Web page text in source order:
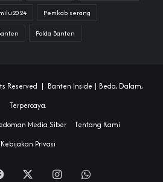
Pemkab serang
Polda Banten
Reserved | Banten Inside | Beda, Dalam,
Terpercaya.
Media Siber
Tentang Kami
Kebijakan Privasi
Facebook InstagramWhatsApp